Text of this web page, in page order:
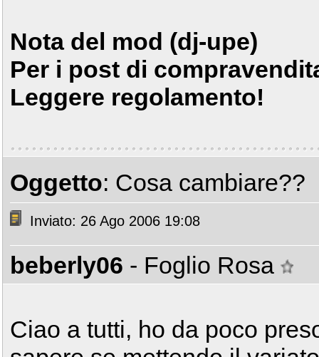
Nota del mod (dj-upe)
Per i post di
Leggere regolamento!
Oggetto: Cosa cambiare??
Inviato: 26 Ago 2006 19:08
beberly06 - Foglio Rosa
Ciao a tutti, ho da poco